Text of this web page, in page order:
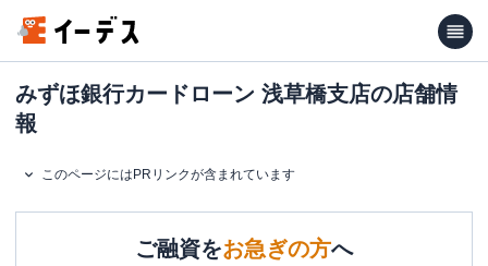
みずほ銀行カードローン 浅草橋支店の店舗情
報
このページにはPRリンクが含まれています
ご融資をお急ぎの方へ